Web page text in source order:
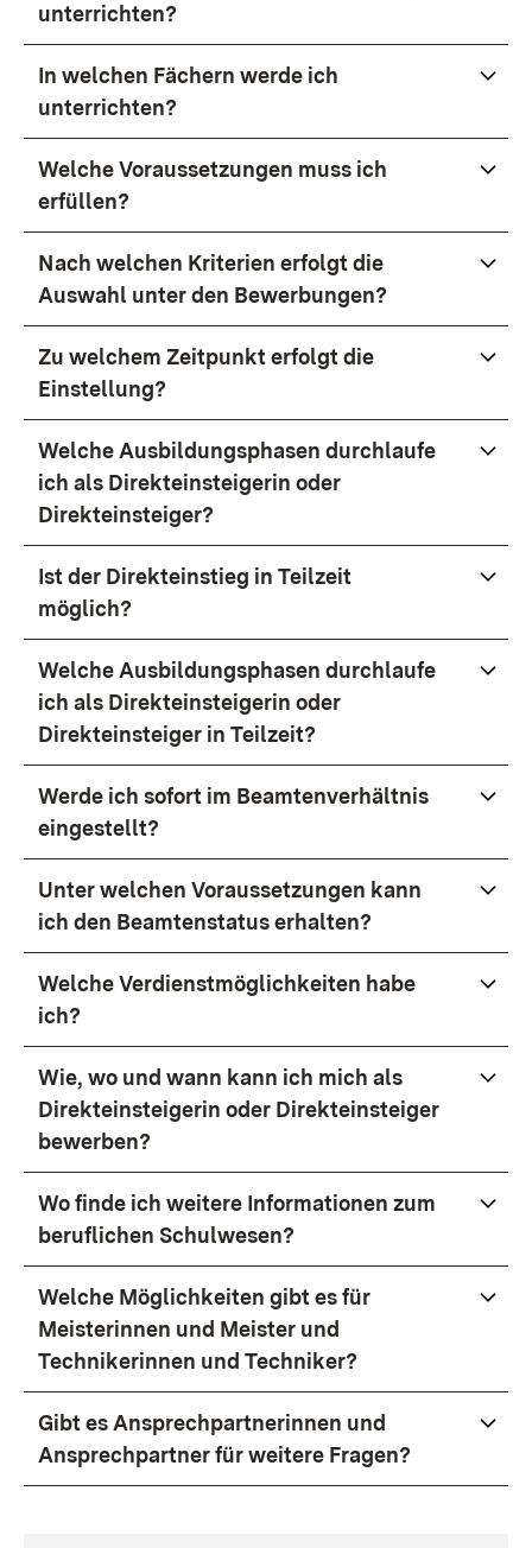
unterrichten?
In welchen Fächern werde ich
unterrichten?
Welche Voraussetzungen muss ich
erfüllen?
Nach welchen Kriterien erfolgt die
Auswahl unter den Bewerbungen?
Zu welchem Zeitpunkt erfolgt die
Einstellung?
Welche Ausbildungsphasen durchlaufe
ich als Direkteinsteigerin oder
Direkteinsteiger?
Ist der Direkteinstieg in Teilzeit
möglich?
Welche Ausbildungsphasen durchlaufe
ich als Direkteinsteigerin oder
Direkteinsteiger in Teilzeit?
Werde ich sofort im Beamtenverhältnis
eingestellt?
Unter welchen Voraussetzungen kann
ich den Beamtenstatus erhalten?
Welche Verdienstmöglichkeiten habe
ich?
Wie, wo und wann kann ich mich als
Direkteinsteigerin oder Direkteinsteiger
bewerben?
Wo finde ich weitere Informationen zum
beruflichen Schulwesen?
Welche Möglichkeiten gibt es für
Meisterinnen und Meister und
Technikerinnen und Techniker?
Gibt es Ansprechpartnerinnen und
Ansprechpartner für weitere Fragen?